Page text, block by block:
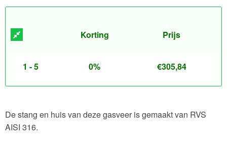
Korting Prijs
1 - 5 0% €305,84
De stang en huis van deze gasveer is gemaakt van RVS
AISI 316.